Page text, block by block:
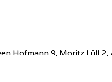
Hofmann 9, Moritz Lüll